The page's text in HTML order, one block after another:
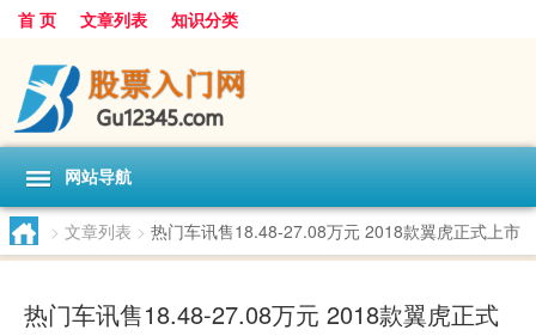
首 页 文章列表 知识分类
网站导航
> 文章列表 > 热门车讯售18.48-27.08万元 2018款翼虎正式上市
热门车讯售18.48-27.08万元 2018款翼虎正式